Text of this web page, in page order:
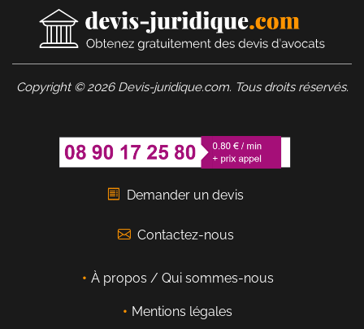
Copyright © 2026 Devis-juridique.com. Tous droits réservés.
Demander un devis
Contactez-nous
À propos / Qui sommes-nous
Mentions légales